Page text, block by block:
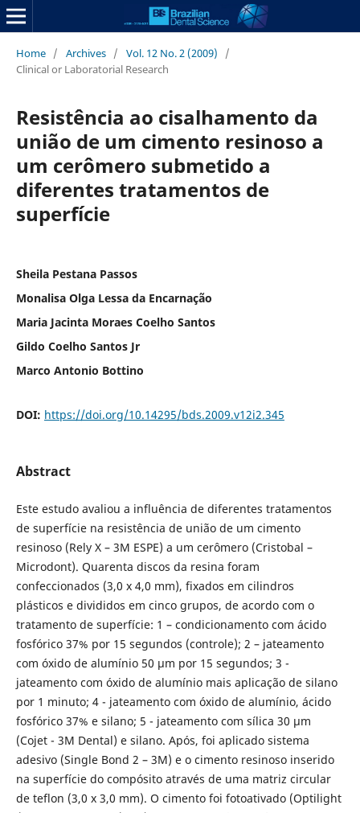
Home / Archives / Vol. 12 No. 2 (2009)
/
Clinical or Laboratorial Research
Resistência ao cisalhamento da
união de um cimento resinoso a
um cerômero submetido a
diferentes tratamentos de
superfície
Sheila Pestana Passos
Monalisa Olga Lessa da Encarnação
Maria Jacinta Moraes Coelho Santos
Gildo Coelho Santos Jr
Marco Antonio Bottino
DOI: https://doi.org/10.14295/bds.2009.v12i2.345
Abstract
Este estudo avaliou a influência de diferentes tratamentos
de superfície na resistência de união de um cimento
resinoso (Rely X – 3M ESPE) a um cerômero (Cristobal –
Microdont). Quarenta discos da resina foram
confeccionados (3,0 x 4,0 mm), fixados em cilindros
plásticos e divididos em cinco grupos, de acordo com o
tratamento de superfície: 1 – condicionamento com ácido
fosfórico 37% por 15 segundos (controle); 2 – jateamento
com óxido de alumínio 50 μm por 15 segundos; 3 -
jateamento com óxido de alumínio mais aplicação de silano
por 1 minuto; 4 - jateamento com óxido de alumínio, ácido
fosfórico 37% e silano; 5 - jateamento com sílica 30 μm
(Cojet - 3M Dental) e silano. Após, foi aplicado sistema
adesivo (Single Bond 2 – 3M) e o cimento resinoso inserido
na superfície do compósito através de uma matriz circular
de teflon (3,0 x 3,0 mm). O cimento foi fotoativado (Optilight